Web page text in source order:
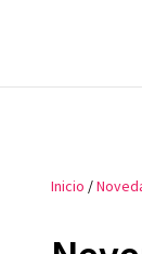
Inicio /